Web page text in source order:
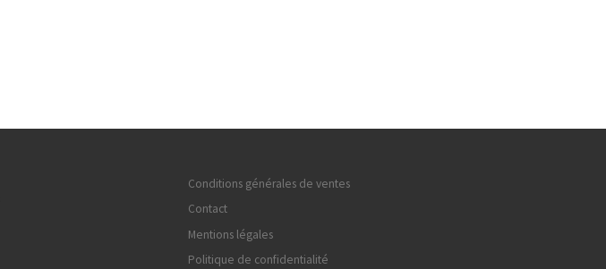
Conditions générales de ventes
Contact
Mentions légales
Politique de confidentialité